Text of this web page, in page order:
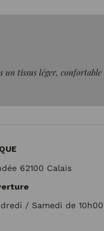
un tissus léger,
62100 Calais
/ Samedi de